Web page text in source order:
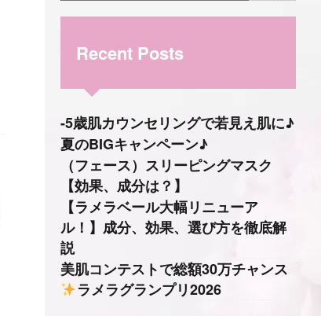
Recent Posts
-5歳肌カウンセリングで若見え肌に♪
夏のBIGキャンペーン♪
（フェース）スリーピングマスク
【効果、成分は？】
【ラメラベール大幅リニューア
ル！】成分、効果、選び方を徹底解
説
美肌コンテストで総額30万チャンス
ラメラグランプリ2026